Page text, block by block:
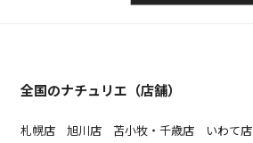
全国のナチュリエ（店舗）
札幌店 旭川店 苫小牧・千歳店 いわて店